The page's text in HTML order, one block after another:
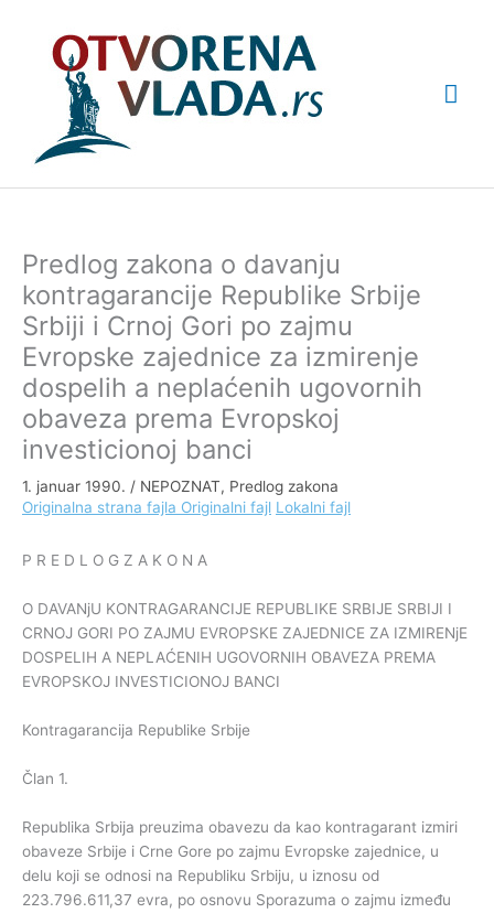
Predlog zakona o davanju
kontragarancije Republike Srbije
Srbiji i Crnoj Gori po zajmu
Evropske zajednice za izmirenje
dospelih a neplaćenih ugovornih
obaveza prema Evropskoj
investicionoj banci
1. januar 1990. / NEPOZNAT, Predlog zakona
Originalna strana fajla Originalni fajl Lokalni fajl
P R E D L O G Z A K O N A
O DAVANjU KONTRAGARANCIJE REPUBLIKE SRBIJE SRBIJI I
CRNOJ GORI PO ZAJMU EVROPSKE ZAJEDNICE ZA IZMIRENjE
DOSPELIH A NEPLAĆENIH UGOVORNIH OBAVEZA PREMA
EVROPSKOJ INVESTICIONOJ BANCI
Kontragarancija Republike Srbije
Član 1.
Republika Srbija preuzima obavezu da kao kontragarant izmiri
obaveze Srbije i Crne Gore po zajmu Evropske zajednice, u
delu koji se odnosi na Republiku Srbiju, u iznosu od
223.796.611,37 evra, po osnovu Sporazuma o zajmu između